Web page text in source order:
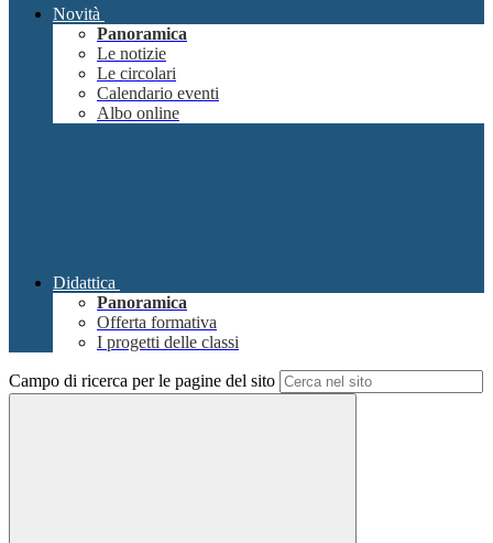
Novità
Panoramica
Le notizie
Le circolari
Calendario eventi
Albo online
Didattica
Panoramica
Offerta formativa
I progetti delle classi
Campo di ricerca per le pagine del sito